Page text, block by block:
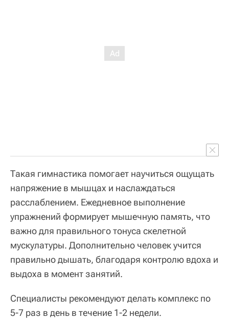
Такая гимнастика помогает научиться ощущать
напряжение в мышцах и наслаждаться
расслаблением. Ежедневное выполнение
упражнений формирует мышечную память, что
важно для правильного тонуса скелетной
мускулатуры. Дополнительно человек учится
правильно дышать, благодаря контролю вдоха и
выдоха в момент занятий.
Специалисты рекомендуют делать комплекс по
5-7 раз в день в течение 1-2 недели.